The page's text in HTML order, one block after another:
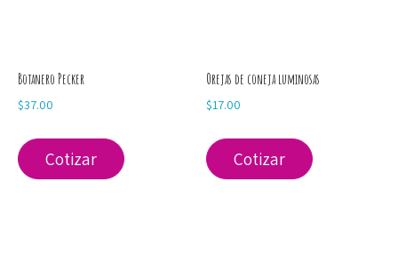
Botanero Pecker
$37.00
Cotizar
Orejas de coneja luminosas
$17.00
Cotizar